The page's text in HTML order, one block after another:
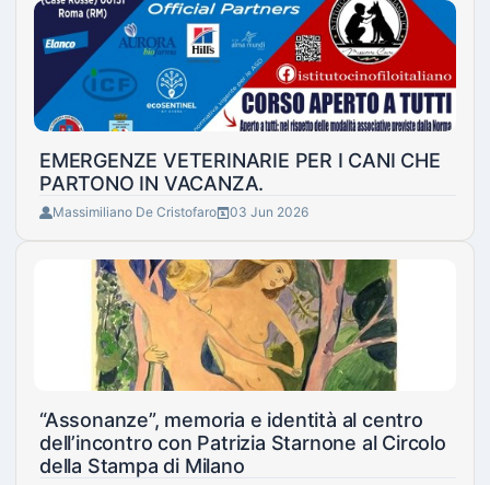
EMERGENZE VETERINARIE PER I CANI CHE
PARTONO IN VACANZA.
Massimiliano De Cristofaro 03 Jun 2026
“Assonanze”, memoria e identità al centro
dell’incontro con Patrizia Starnone al Circolo
della Stampa di Milano